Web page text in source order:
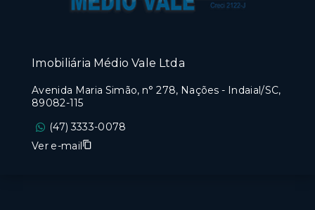
Imobiliária Médio Vale Ltda
Avenida Maria Simão, n° 278, Nações - Indaial/SC,
89082-115
(47) 3333-0078
Ver e-mail